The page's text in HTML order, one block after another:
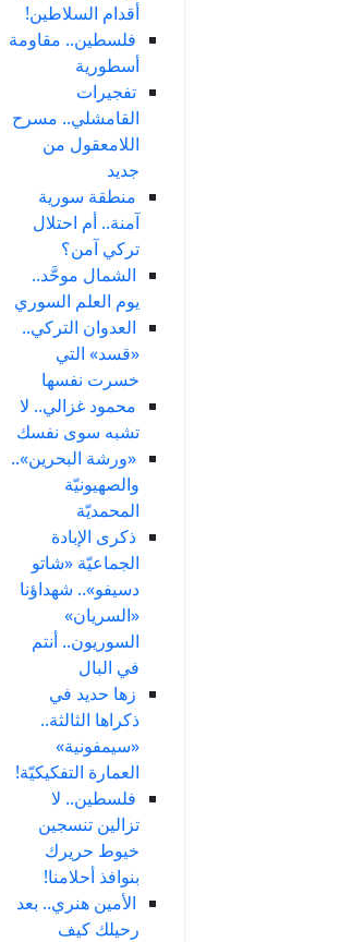
أقدام السلاطين!
فلسطين.. مقاومة
أسطورية
تفجيرات
القامشلي.. مسرح
اللامعقول من
جديد
منطقة سورية
آمنة.. أم احتلال
تركي آمن؟
الشمال موحَّد..
يوم العلم السوري
العدوان التركي..
«قسد» التي
خسرت نفسها
محمود غزالي.. لا
تشبه سوى نفسك
«ورشة البحرين»..
والصهيونيّة
المحمديّة
ذكرى الإبادة
الجماعيّة «شاتو
دسيفو».. شهداؤنا
«السريان»
السوريون.. أنتم
في البال
زها حديد في
ذكراها الثالثة..
«سيمفونية»
العمارة التفكيكيّة!
فلسطين.. لا
تزالين تنسجين
خيوط حريرك
بنوافذ أحلامنا!
الأمين هنري.. بعد
رحيلك كيف